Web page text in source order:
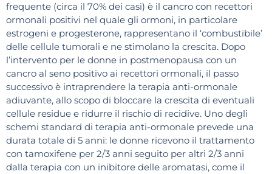
frequente (circa il 70% dei casi) è il cancro con recettori
ormonali positivi nel quale gli ormoni, in particolare
estrogeni e progesterone, rappresentano il ‘combustibile’
delle cellule tumorali e ne stimolano la crescita. Dopo
l’intervento per le donne in postmenopausa con un
cancro al seno positivo ai recettori ormonali, il passo
successivo è intraprendere la terapia anti-ormonale
adiuvante, allo scopo di bloccare la crescita di eventuali
cellule residue e ridurre il rischio di recidive. Uno degli
schemi standard di terapia anti-ormonale prevede una
durata totale di 5 anni: le donne ricevono il trattamento
con tamoxifene per 2/3 anni seguito per altri 2/3 anni
dalla terapia con un inibitore delle aromatasi, come il